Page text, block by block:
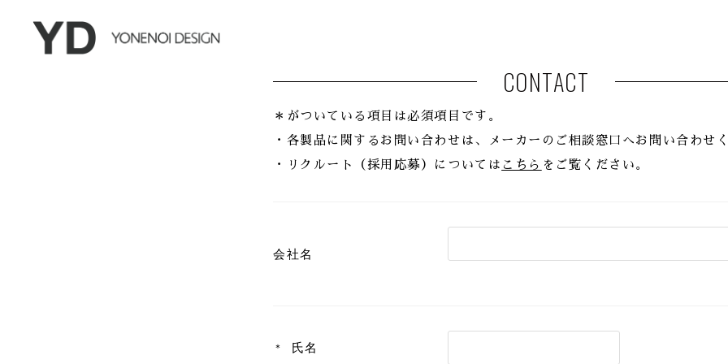
CONTACT
＊がついている項目は必須項目です。
・各製品に関するお問い合わせは、メーカーのご相談窓口へお問い合わせく
・リクルート（採用応募）については こちら をご覧ください。
会社名
氏名